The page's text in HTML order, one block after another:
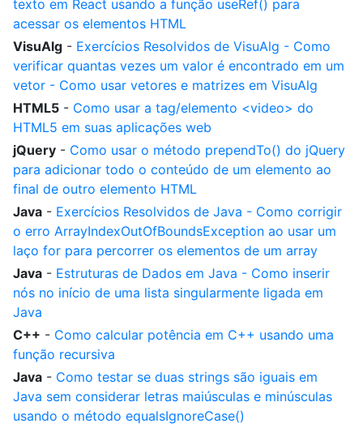
texto em React usando a função useRef() para
acessar os elementos HTML
VisuAlg - Exercícios Resolvidos de VisuAlg - Como
verificar quantas vezes um valor é encontrado em um
vetor - Como usar vetores e matrizes em VisuAlg
HTML5 - Como usar a tag/elemento <video> do
HTML5 em suas aplicações web
jQuery - Como usar o método prependTo() do jQuery
para adicionar todo o conteúdo de um elemento ao
final de outro elemento HTML
Java - Exercícios Resolvidos de Java - Como corrigir
o erro ArrayIndexOutOfBoundsException ao usar um
laço for para percorrer os elementos de um array
Java - Estruturas de Dados em Java - Como inserir
nós no início de uma lista singularmente ligada em
Java
C++ - Como calcular potência em C++ usando uma
função recursiva
Java - Como testar se duas strings são iguais em
Java sem considerar letras maiúsculas e minúsculas
usando o método equalsIgnoreCase()